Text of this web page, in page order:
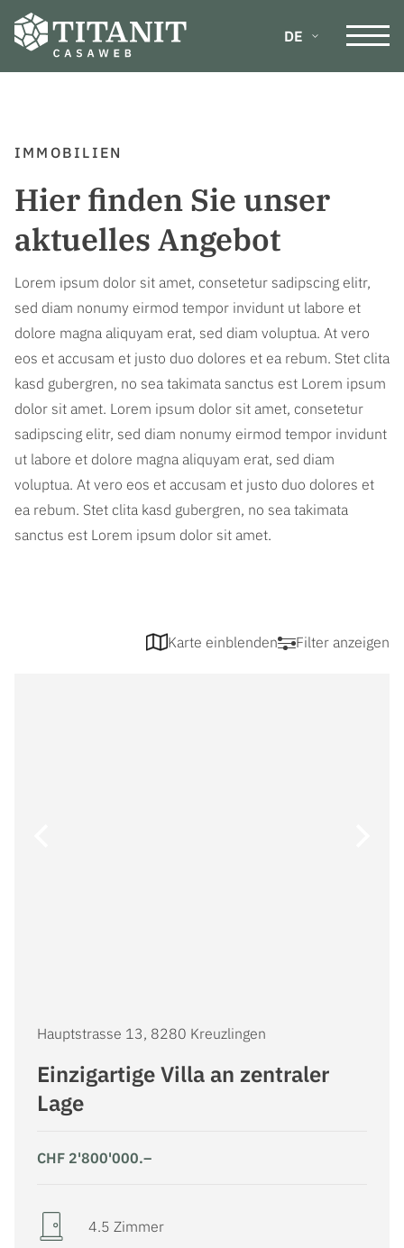
DE
IMMOBILIEN
Hier finden Sie unser
aktuelles Angebot
Lorem ipsum dolor sit amet, consetetur sadipscing elitr,
sed diam nonumy eirmod tempor invidunt ut labore et
dolore magna aliquyam erat, sed diam voluptua. At vero
eos et accusam et justo duo dolores et ea rebum. Stet clita
kasd gubergren, no sea takimata sanctus est Lorem ipsum
dolor sit amet. Lorem ipsum dolor sit amet, consetetur
sadipscing elitr, sed diam nonumy eirmod tempor invidunt
ut labore et dolore magna aliquyam erat, sed diam
voluptua. At vero eos et accusam et justo duo dolores et
ea rebum. Stet clita kasd gubergren, no sea takimata
sanctus est Lorem ipsum dolor sit amet.
Karte einblenden Filter anzeigen
Hauptstrasse 13, 8280 Kreuzlingen
Einzigartige Villa an zentraler
Lage
CHF 2'800'000.–
4.5 Zimmer